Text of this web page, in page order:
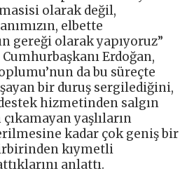
olarak değil,
elbette
gereği olarak yapıyoruz”
Erdoğan,
da bu süreçte
bir duruş sergilediğini,
hizmetinden salgın
yaşlıların
kadar çok geniş bir
kıymetli
anlattı.